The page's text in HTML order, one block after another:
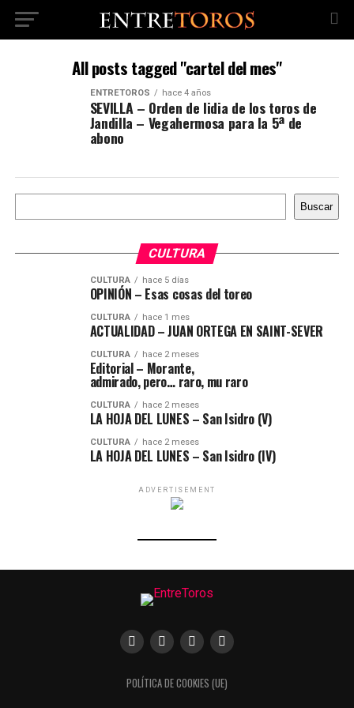
All posts tagged "cartel del mes"
ENTRETOROS hace 4 años
SEVILLA – Orden de lidia de los toros de
Jandilla – Vegahermosa para la 5ª de
abono
Buscar
Buscar
CULTURA
CULTURA hace 5 días
OPINIÓN – Esas cosas del toreo
CULTURA hace 1 mes
ACTUALIDAD – JUAN ORTEGA EN SAINT-SEVER
CULTURA hace 2 meses
Editorial – Morante,
admirado, pero… raro, mu raro
CULTURA hace 2 meses
LA HOJA DEL LUNES – San Isidro (V)
CULTURA hace 2 meses
LA HOJA DEL LUNES – San Isidro (IV)
ADVERTISEMENT
POLÍTICA DE COOKIES (UE)